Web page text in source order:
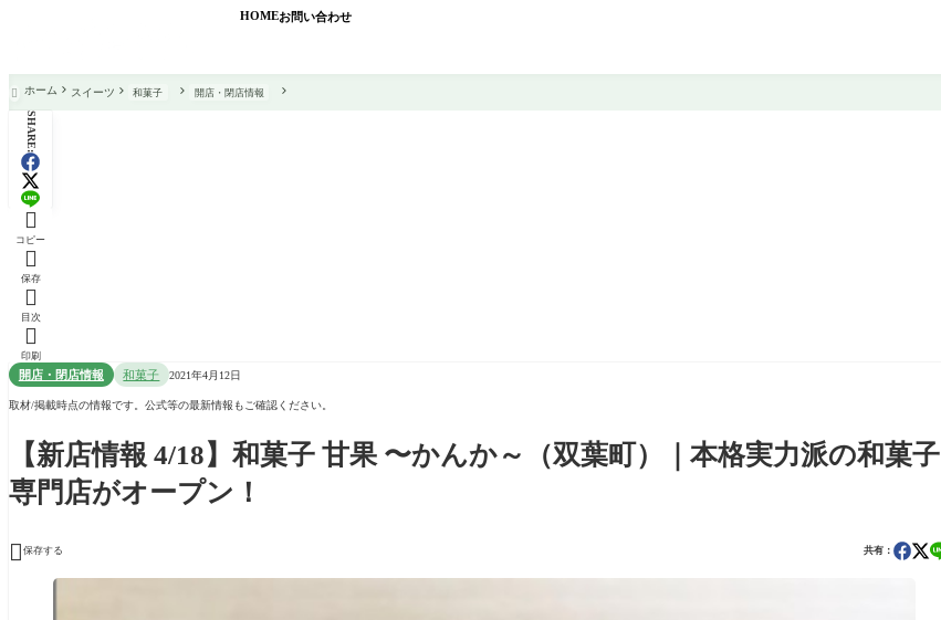
HOMEお問い合わせ
 ホーム スイーツ 和菓子 開店・閉店情報
SHARE:

コピー

保存

目次

印刷
開店・閉店情報 和菓子 2021年4月12日
取材/掲載時点の情報です。公式等の最新情報もご確認ください。
【新店情報 4/18】和菓子 甘果 〜かんか～（双葉町）｜本格実力派の和菓子
専門店がオープン！
 保存する 共有：